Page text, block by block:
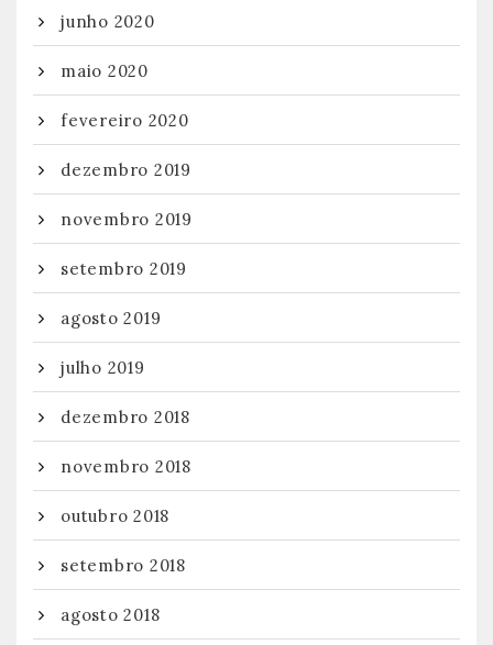
junho 2020
maio 2020
fevereiro 2020
dezembro 2019
novembro 2019
setembro 2019
agosto 2019
julho 2019
dezembro 2018
novembro 2018
outubro 2018
setembro 2018
agosto 2018